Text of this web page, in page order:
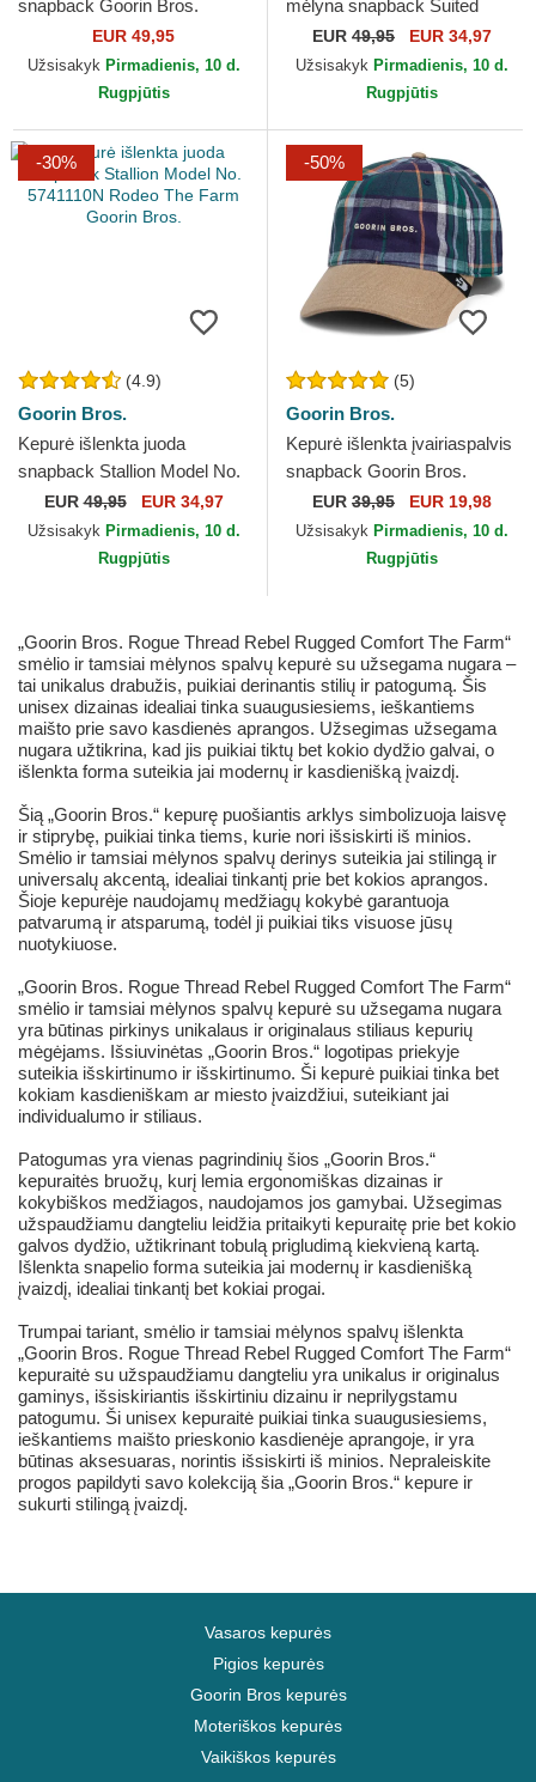
snapback Goorin Bros.
Horse Rebel The Wild West
Core Canvas The Farm
EUR 49,95
Užsisakyk Pirmadienis, 10 d.
Rugpjūtis
mėlyna snapback Suited
Champ Business
Professional The Farm
Goorin Bros.
EUR 49,95 EUR 34,97
Užsisakyk Pirmadienis, 10 d.
Rugpjūtis
-30%
(4.9)
Goorin Bros.
Kepurė išlenkta juoda
snapback Stallion Model No.
5741110N Rodeo The Farm
Goorin Bros.
EUR49,95 EUR 34,97
Užsisakyk Pirmadienis, 10 d.
Rugpjūtis
-50%
(5)
Goorin Bros.
Kepurė išlenkta įvairiaspalvis
snapback Goorin Bros.
Curved Brim Hardly Working
Papa Cap Madras...
EUR 39,95 EUR 19,98
Užsisakyk Pirmadienis, 10 d.
Rugpjūtis
„Goorin Bros. Rogue Thread Rebel Rugged Comfort The Farm“
smėlio ir tamsiai mėlynos spalvų kepurė su užsegama nugara –
tai unikalus drabužis, puikiai derinantis stilių ir patogumą. Šis
unisex dizainas idealiai tinka suaugusiesiems, ieškantiems
maišto prie savo kasdienės aprangos. Užsegimas užsegama
nugara užtikrina, kad jis puikiai tiktų bet kokio dydžio galvai, o
išlenkta forma suteikia jai modernų ir kasdienišką įvaizdį.
Šią „Goorin Bros.“ kepurę puošiantis arklys simbolizuoja laisvę
ir stiprybę, puikiai tinka tiems, kurie nori išsiskirti iš minios.
Smėlio ir tamsiai mėlynos spalvų derinys suteikia jai stilingą ir
universalų akcentą, idealiai tinkantį prie bet kokios aprangos.
Šioje kepurėje naudojamų medžiagų kokybė garantuoja
patvarumą ir atsparumą, todėl ji puikiai tiks visuose jūsų
nuotykiuose.
„Goorin Bros. Rogue Thread Rebel Rugged Comfort The Farm“
smėlio ir tamsiai mėlynos spalvų kepurė su užsegama nugara
yra būtinas pirkinys unikalaus ir originalaus stiliaus kepurių
mėgėjams. Išsiuvinėtas „Goorin Bros.“ logotipas priekyje
suteikia išskirtinumo ir išskirtinumo. Ši kepurė puikiai tinka bet
kokiam kasdieniškam ar miesto įvaizdžiui, suteikiant jai
individualumo ir stiliaus.
Patogumas yra vienas pagrindinių šios „Goorin Bros.“
kepuraitės bruožų, kurį lemia ergonomiškas dizainas ir
kokybiškos medžiagos, naudojamos jos gamybai. Užsegimas
užspaudžiamu dangteliu leidžia pritaikyti kepuraitę prie bet kokio
galvos dydžio, užtikrinant tobulą prigludimą kiekvieną kartą.
Išlenkta snapelio forma suteikia jai modernų ir kasdienišką
įvaizdį, idealiai tinkantį bet kokiai progai.
Trumpai tariant, smėlio ir tamsiai mėlynos spalvų išlenkta
„Goorin Bros. Rogue Thread Rebel Rugged Comfort The Farm“
kepuraitė su užspaudžiamu dangteliu yra unikalus ir originalus
gaminys, išsiskiriantis išskirtiniu dizainu ir neprilygstamu
patogumu. Ši unisex kepuraitė puikiai tinka suaugusiesiems,
ieškantiems maišto prieskonio kasdienėje aprangoje, ir yra
būtinas aksesuaras, norintis išsiskirti iš minios. Nepraleiskite
progos papildyti savo kolekciją šia „Goorin Bros.“ kepure ir
sukurti stilingą įvaizdį.
Vasaros kepurės
Pigios kepurės
Goorin Bros kepurės
Moteriškos kepurės
Vaikiškos kepurės